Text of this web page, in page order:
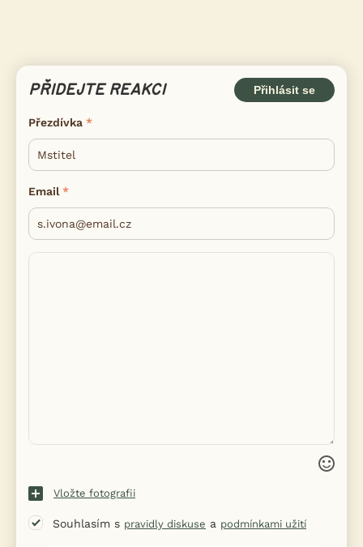
PŘIDEJTE REAKCI Přihlásit se
Přezdívka
Email
Vložte fotografii
Souhlasím s pravidly diskuse a podmínkami užití